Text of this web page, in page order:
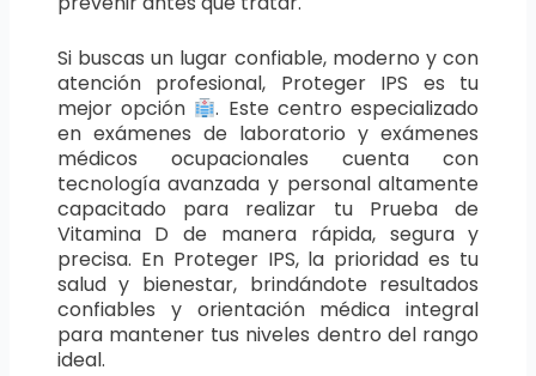
Si buscas un lugar confiable, moderno y con
atención profesional, Proteger IPS es tu
mejor opción
. Este centro especializado
en exámenes de laboratorio y exámenes
médicos ocupacionales cuenta con
tecnología avanzada y personal altamente
capacitado para realizar tu Prueba de
Vitamina D de manera rápida, segura y
precisa. En Proteger IPS, la prioridad es tu
salud y bienestar, brindándote resultados
confiables y orientación médica integral
para mantener tus niveles dentro del rango
ideal.